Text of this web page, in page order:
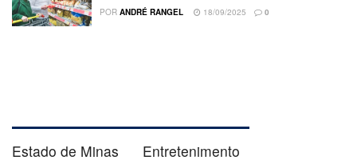
POR ANDRÉ RANGEL 18/09/2025 0
Estado de Minas Entretenimento